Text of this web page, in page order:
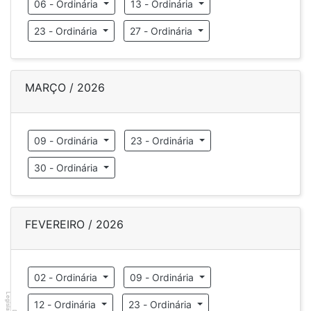
06 - Ordinária 13 - Ordinária
23 - Ordinária 27 - Ordinária
MARÇO / 2026
09 - Ordinária 23 - Ordinária
30 - Ordinária
FEVEREIRO / 2026
02 - Ordinária 09 - Ordinária
12 - Ordinária 23 - Ordinária